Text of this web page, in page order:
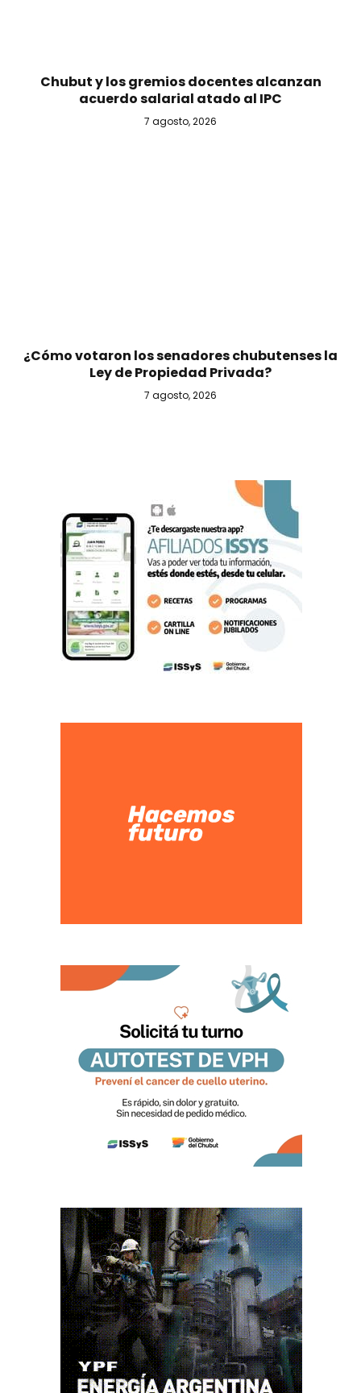
Chubut y los gremios docentes alcanzan
acuerdo salarial atado al IPC
7 agosto, 2026
¿Cómo votaron los senadores chubutenses la
Ley de Propiedad Privada?
7 agosto, 2026